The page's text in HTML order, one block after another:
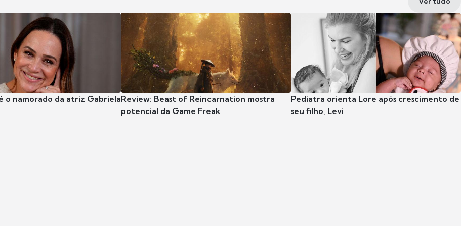
o namorado da atriz GabrielaReview: Beast of Reincarnation mostra
potencial da Game Freak
Pediatra orienta Lore após crescimento de
seu filho, Levi